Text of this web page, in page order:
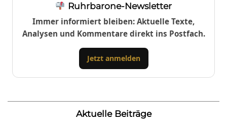
Ruhrbarone-Newsletter
Immer informiert bleiben: Aktuelle Texte,
Analysen und Kommentare direkt ins Postfach.
Jetzt anmelden
Aktuelle Beiträge